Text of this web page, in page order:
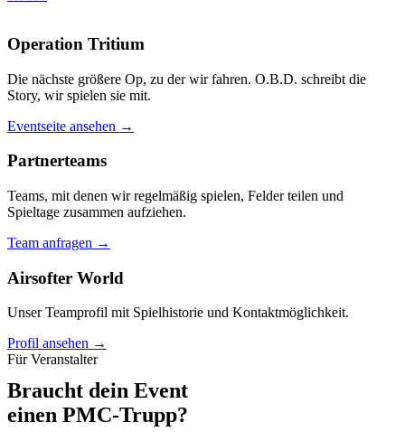
Operation Tritium
Die nächste größere Op, zu der wir fahren. O.B.D. schreibt die
Story, wir spielen sie mit.
Eventseite ansehen →
Partnerteams
Teams, mit denen wir regelmäßig spielen, Felder teilen und
Spieltage zusammen aufziehen.
Team anfragen →
Airsofter World
Unser Teamprofil mit Spielhistorie und Kontaktmöglichkeit.
Profil ansehen →
Für Veranstalter
Braucht dein Event
einen PMC-Trupp?